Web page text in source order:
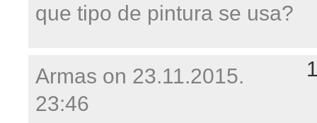
que tipo de pintura se usa?
Armas on 23.11.2015.
23:46